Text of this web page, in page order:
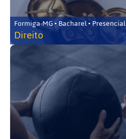
Formiga-MG • Bacharel • Presencial
Direito